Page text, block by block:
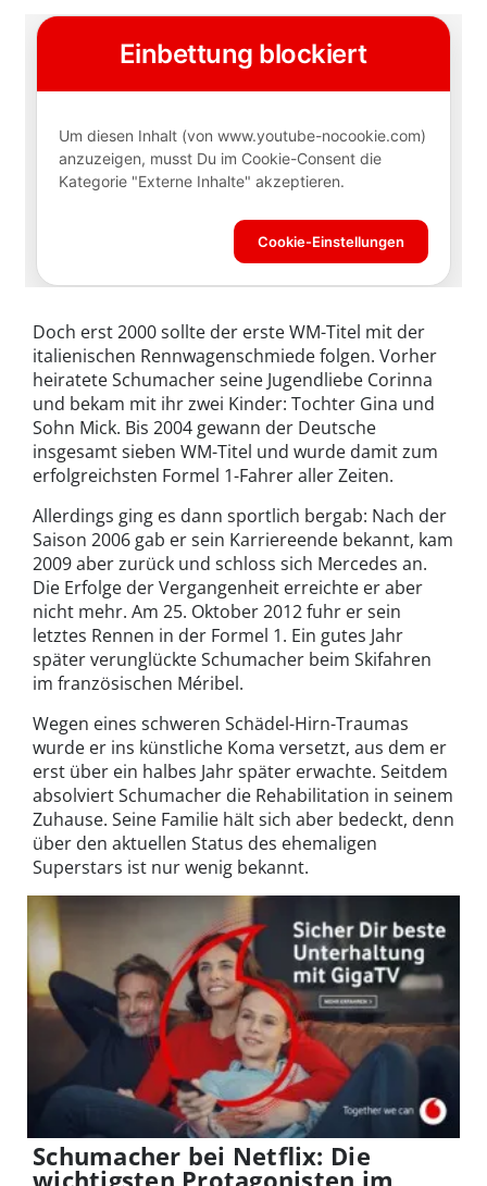
Doch erst 2000 sollte der erste WM-Titel mit der
italienischen Rennwagenschmiede folgen. Vorher
heiratete Schumacher seine Jugendliebe Corinna
und bekam mit ihr zwei Kinder: Tochter Gina und
Sohn Mick. Bis 2004 gewann der Deutsche
insgesamt sieben WM-Titel und wurde damit zum
erfolgreichsten Formel 1-Fahrer aller Zeiten.
Allerdings ging es dann sportlich bergab: Nach der
Saison 2006 gab er sein Karriereende bekannt, kam
2009 aber zurück und schloss sich Mercedes an.
Die Erfolge der Vergangenheit erreichte er aber
nicht mehr. Am 25. Oktober 2012 fuhr er sein
letztes Rennen in der Formel 1. Ein gutes Jahr
später verunglückte Schumacher beim Skifahren
im französischen Méribel.
Wegen eines schweren Schädel-Hirn-Traumas
wurde er ins künstliche Koma versetzt, aus dem er
erst über ein halbes Jahr später erwachte. Seitdem
absolviert Schumacher die Rehabilitation in seinem
Zuhause. Seine Familie hält sich aber bedeckt, denn
über den aktuellen Status des ehemaligen
Superstars ist nur wenig bekannt.
Schumacher bei Netflix: Die